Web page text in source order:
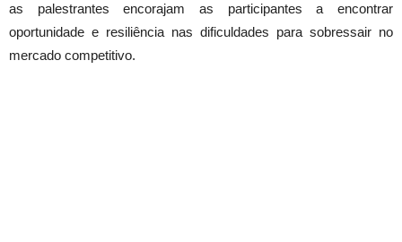
as palestrantes encorajam as participantes a encontrar
oportunidade e resiliência nas dificuldades para sobressair no
mercado competitivo.